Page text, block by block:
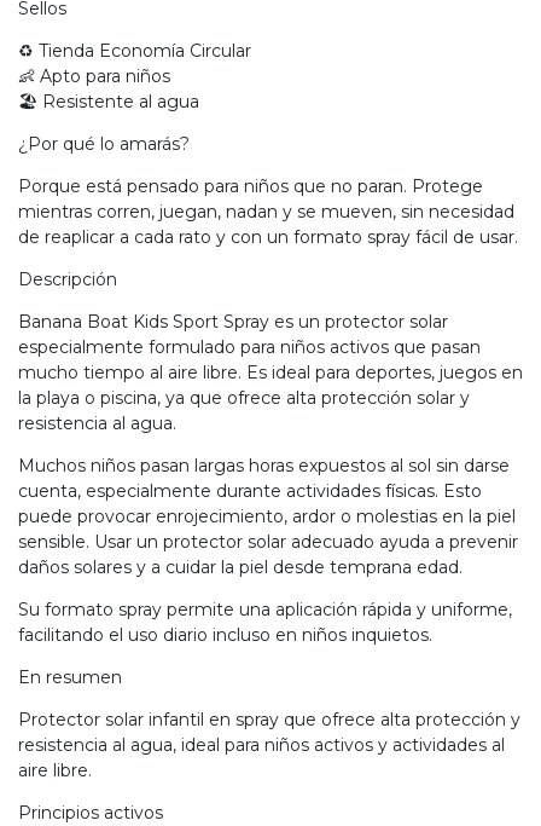
Sellos
♻️ Tienda Economía Circular
👶 Apto para niños
🏖️ Resistente al agua
¿Por qué lo amarás?
Porque está pensado para niños que no paran. Protege
mientras corren, juegan, nadan y se mueven, sin necesidad
de reaplicar a cada rato y con un formato spray fácil de usar.
Descripción
Banana Boat Kids Sport Spray es un protector solar
especialmente formulado para niños activos que pasan
mucho tiempo al aire libre. Es ideal para deportes, juegos en
la playa o piscina, ya que ofrece alta protección solar y
resistencia al agua.
Muchos niños pasan largas horas expuestos al sol sin darse
cuenta, especialmente durante actividades físicas. Esto
puede provocar enrojecimiento, ardor o molestias en la piel
sensible. Usar un protector solar adecuado ayuda a prevenir
daños solares y a cuidar la piel desde temprana edad.
Su formato spray permite una aplicación rápida y uniforme,
facilitando el uso diario incluso en niños inquietos.
En resumen
Protector solar infantil en spray que ofrece alta protección y
resistencia al agua, ideal para niños activos y actividades al
aire libre.
Principios activos